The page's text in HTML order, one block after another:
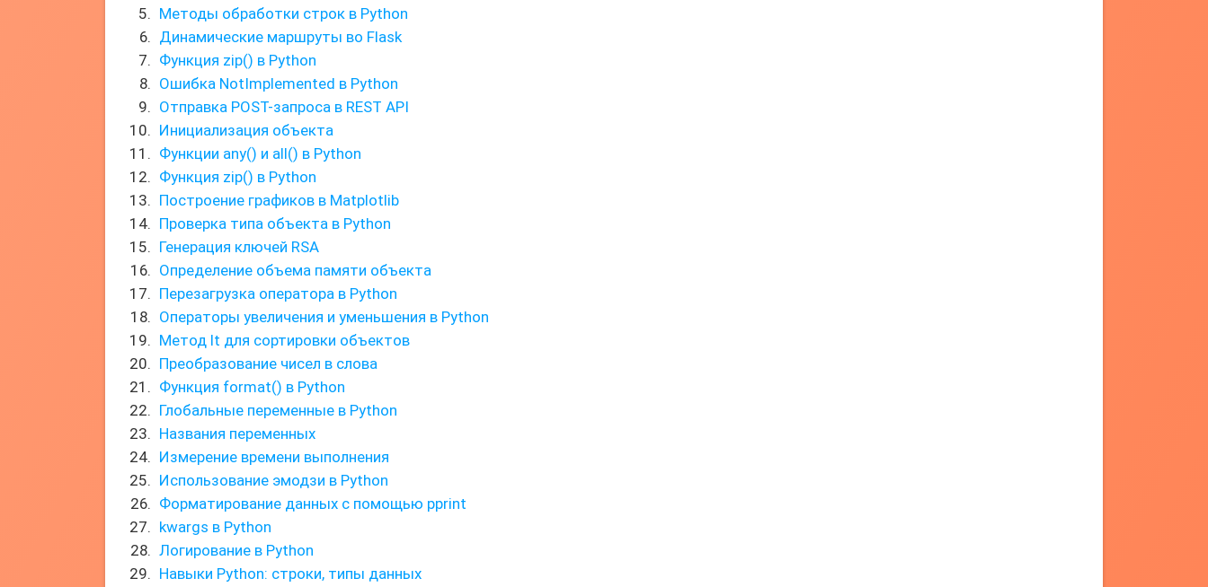
Методы обработки строк в Python
Динамические маршруты во Flask
Функция zip() в Python
Ошибка NotImplemented в Python
Отправка POST-запроса в REST API
Инициализация объекта
Функции any() и all() в Python
Функция zip() в Python
Построение графиков в Matplotlib
Проверка типа объекта в Python
Генерация ключей RSA
Определение объема памяти объекта
Перезагрузка оператора в Python
Операторы увеличения и уменьшения в Python
Метод lt для сортировки объектов
Преобразование чисел в слова
Функция format() в Python
Глобальные переменные в Python
Названия переменных
Измерение времени выполнения
Использование эмодзи в Python
Форматирование данных с помощью pprint
kwargs в Python
Логирование в Python
Навыки Python: строки, типы данных